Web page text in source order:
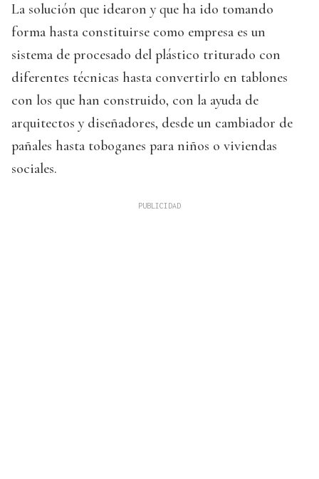
La solución que idearon y que ha ido tomando
forma hasta constituirse como empresa es un
sistema de procesado del plástico triturado con
diferentes técnicas hasta convertirlo en tablones
con los que han construido, con la ayuda de
arquitectos y diseñadores, desde un cambiador de
pañales hasta toboganes para niños o viviendas
sociales.